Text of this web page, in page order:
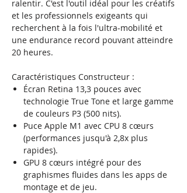
ralentir. C'est l'outil idéal pour les créatifs
et les professionnels exigeants qui
recherchent à la fois l'ultra-mobilité et
une endurance record pouvant atteindre
20 heures.
Caractéristiques Constructeur :
Écran Retina 13,3 pouces avec
technologie True Tone et large gamme
de couleurs P3 (500 nits).
Puce Apple M1 avec CPU 8 cœurs
(performances jusqu'à 2,8x plus
rapides).
GPU 8 cœurs intégré pour des
graphismes fluides dans les apps de
montage et de jeu.